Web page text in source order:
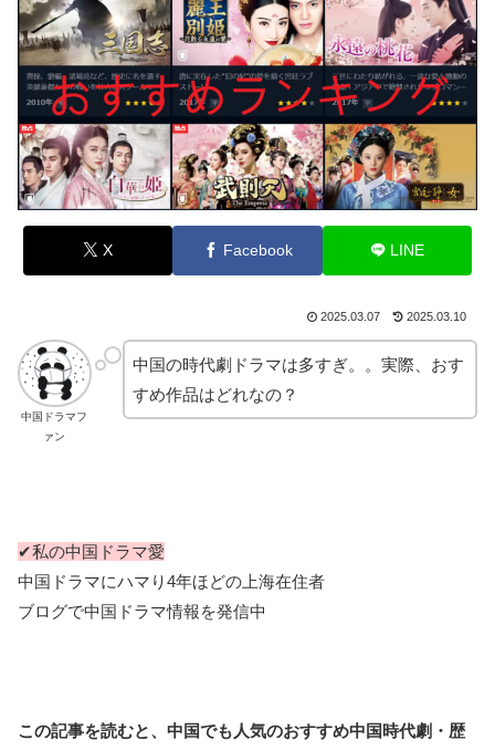
X Facebook LINE
2025.03.07 2025.03.10
中国ドラマフ
ァン
中国の時代劇ドラマは多すぎ。。実際、おす
すめ作品はどれなの？
✔私の中国ドラマ愛
中国ドラマにハマり4年ほどの上海在住者
ブログで中国ドラマ情報を発信中
この記事を読むと、中国でも人気のおすすめ中国時代劇・歴